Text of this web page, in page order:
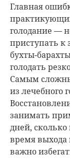
Главная
голодание —
приступать к
бухты-
голодать
Самым
из лечебного
занимать
дней, сколько
время выхода
важно